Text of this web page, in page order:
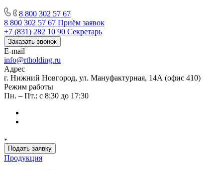
8 800 302 57 67
8 800 302 57 67 Приём заявок
+7 (831) 282 10 90 Секретарь
Заказать звонок
E-mail
info@rtholding.ru
Адрес
г. Нижний Новгород, ул. Мануфактурная, 14А (офис 410)
Режим работы
Пн. – Пт.: с 8:30 до 17:30
Подать заявку
Продукция